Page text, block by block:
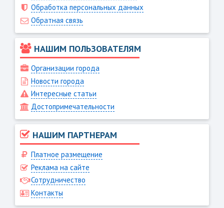
Обработка персональных данных
Обратная связь
НАШИМ ПОЛЬЗОВАТЕЛЯМ
Организации города
Новости города
Интересные статьи
Достопримечательности
НАШИМ ПАРТНЕРАМ
Платное размещение
Реклама на сайте
Сотрудничество
Контакты